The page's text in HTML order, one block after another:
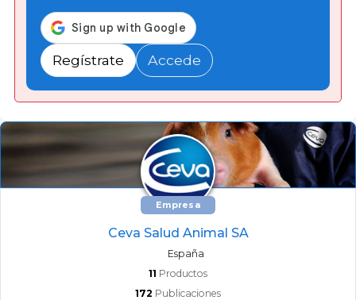
Regístrate Accede
Empresa
Ceva Salud Animal SA
España
11 Productos
172 Publicaciones